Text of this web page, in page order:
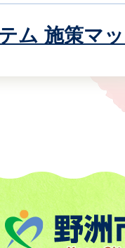
ム 施策マ